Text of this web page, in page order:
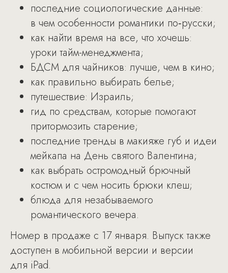
последние социологические данные:
в чем особенности романтики по‑русски;
как найти время на все, что хочешь:
уроки тайм-менеджмента;
БДСМ для чайников: лучше, чем в кино;
как правильно выбирать белье;
путешествие: Израиль;
гид по средствам, которые помогают
притормозить старение;
последние тренды в макияже губ и идеи
мейкапа на День святого Валентина;
как выбрать остромодный брючный
костюм и с чем носить брюки клеш;
блюда для незабываемого
романтического вечера.
Номер в продаже с 17 января. Выпуск также
доступен в мобильной версии и версии
для iPad.